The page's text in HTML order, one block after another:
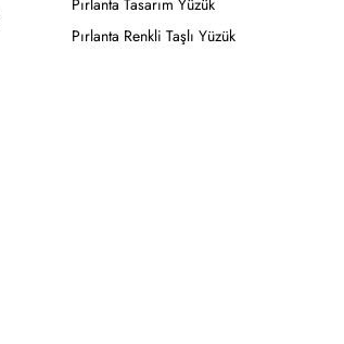
Pırlanta Tasarım Yüzük
Pırlanta Renkli Taşlı Yüzük